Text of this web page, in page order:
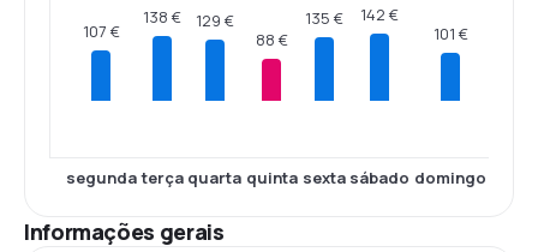
107 €
segunda
138 €
terça
129 €
quarta
88 €
quinta
135 €
sexta
142 €
sábado
101 €
domingo
Informações gerais